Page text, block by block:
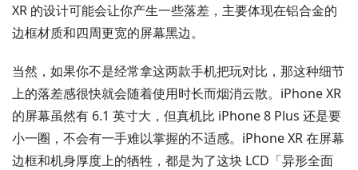
XR 的设计可能会让你产生一些落差，主要体现在铝合金的
边框材质和四周更宽的屏幕黑边。
当然，如果你不是经常拿这两款手机把玩对比，那这种细节
上的落差感很快就会随着使用时长而烟消云散。iPhone XR
的屏幕虽然有 6.1 英寸大，但真机比 iPhone 8 Plus 还是要
小一圈，不会有一手难以掌握的不适感。iPhone XR 在屏幕
边框和机身厚度上的牺牲，都是为了这块 LCD「异形全面